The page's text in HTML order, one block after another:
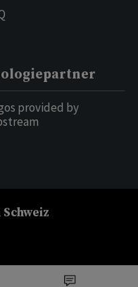
provided by